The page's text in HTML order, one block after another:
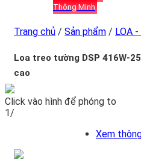
Thông Minh
Trang chủ / Sản phẩm / LOA -
Loa treo tường DSP 416W-
cao
Click vào hình để phóng to
1/
Xem